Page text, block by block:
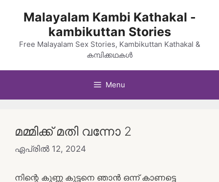
Malayalam Kambi Kathakal -
kambikuttan Stories
Free Malayalam Sex Stories, Kambikuttan Kathakal &
കമ്പിക്കഥകൾ
Menu
മമ്മിക്ക് മതി വന്നോ 2
ഏപ്രിൽ 12, 2024
നിന്റെ കുണ്ണ കുട്ടനെ ഞാൻ ഒന്ന് കാണട്ടെ